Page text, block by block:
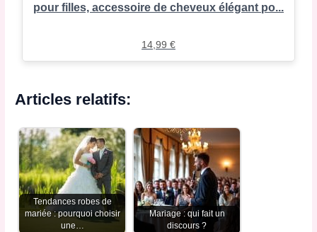
pour filles, accessoire de cheveux élégant po...
14,99 €
Articles relatifs:
Tendances robes de
mariée : pourquoi choisir
une…
Mariage : qui fait un
discours ?